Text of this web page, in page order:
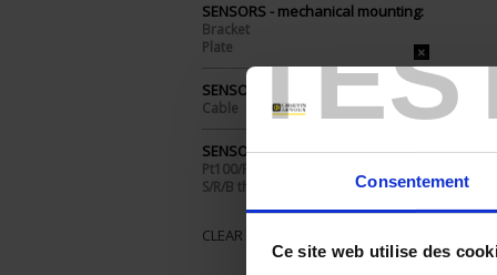
Consentement
Ce site web utilise des
SENSORS - mechanical mounting:
Bracket
Plate
SENSORS - electrical connection:
Cable
SENSORS - I/O type:
Pt100/Pt1000
S/R/B thermocouple
CLEAR ALL